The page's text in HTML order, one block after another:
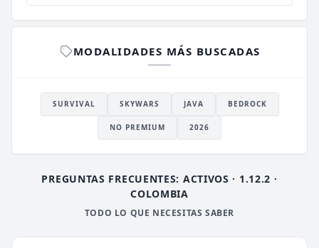
MODALIDADES MÁS BUSCADAS
SURVIVAL SKYWARS JAVA BEDROCK
NO PREMIUM 2026
PREGUNTAS FRECUENTES: ACTIVOS · 1.12.2 ·
COLOMBIA
TODO LO QUE NECESITAS SABER